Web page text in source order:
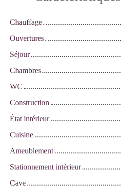
Chauffage
Ouvertures
Séjour
Chambres
WC
Construction
État intérieur
Cuisine
Ameublement
Stationnement intérieur
Cave